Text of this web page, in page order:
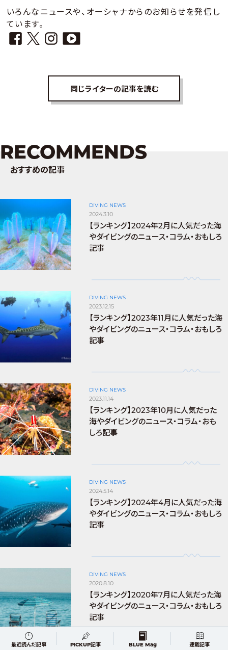
いろんなニュースや、オーシャナからのお知らせを発信し
ています。
同じライターの記事を読む
RECOMMENDS
おすすめの記事
DIVING NEWS
2024.3.10
【ランキング】2024年2月に人気だった海
やダイビングのニュース・コラム・おもしろ
記事
DIVING NEWS
2023.12.15
【ランキング】2023年11月に人気だった海
やダイビングのニュース・コラム・おもしろ
記事
DIVING NEWS
2023.11.14
【ランキング】2023年10月に人気だった
海やダイビングのニュース・コラム・おも
しろ記事
DIVING NEWS
2024.5.14
【ランキング】2024年4月に人気だった海
やダイビングのニュース・コラム・おもしろ
記事
DIVING NEWS
2020.8.10
【ランキング】2020年7月に人気だった海
やダイビングのニュース・コラム・おもしろ
記事
最近読んだ記事 PICKUP記事 BLUE Mag 連載記事